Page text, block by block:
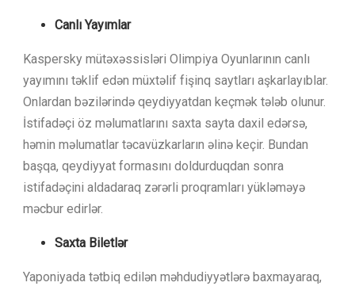
Canlı Yayımlar
Kaspersky mütəxəssisləri Olimpiya Oyunlarının canlı
yayımını təklif edən müxtəlif fişinq saytları aşkarlayıblar.
Onlardan bəzilərində qeydiyyatdan keçmək tələb olunur.
İstifadəçi öz məlumatlarını saxta sayta daxil edərsə,
həmin məlumatlar təcavüzkarların əlinə keçir. Bundan
başqa, qeydiyyat formasını doldurduqdan sonra
istifadəçini aldadaraq zərərli proqramları yükləməyə
məcbur edirlər.
Saxta Biletlər
Yaponiyada tətbiq edilən məhdudiyyətlərə baxmayaraq,